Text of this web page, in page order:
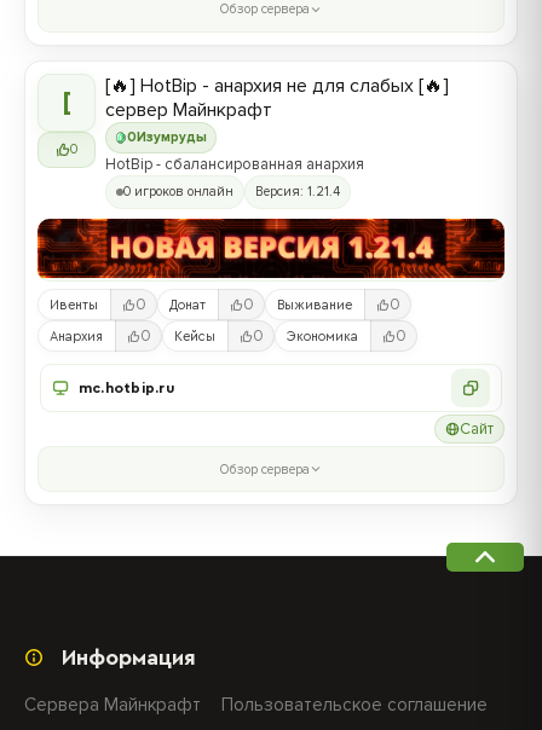
Обзор сервера
[
0
0 Изумруды
[🔥] HotBip - анархия не для слабых [🔥]
сервер Майнкрафт
HotBip - сбалансированная анархия
0 игроков онлайн Версия: 1.21.4
Ивенты 0 Донат 0 Выживание 0
Анархия 0 Кейсы 0 Экономика 0
mc.hotbip.ru
Сайт
Обзор сервера
Информация
Сервера Майнкрафт
Пользовательское соглашение